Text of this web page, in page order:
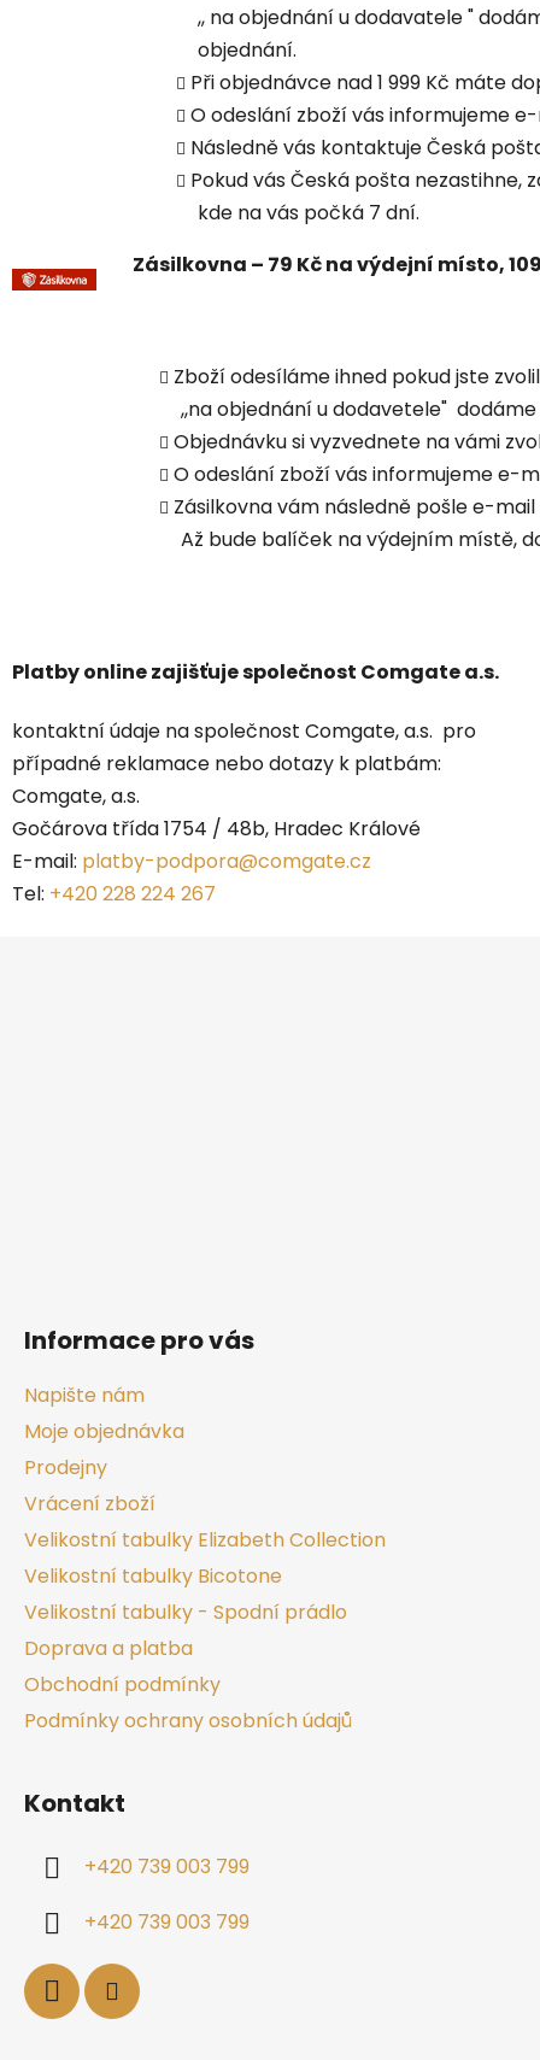
,, na objednání u dodavatele "
objednání.
Při objednávce nad 1 999 Kč máte
O odeslání zboží vás informujeme
Následně vás kontaktuje Česká
Pokud vás Česká pošta nezastihne,
kde na vás počká 7 dní.
Zásilkovna – 79 Kč na výdejní místo,
Zboží odesíláme ihned pokud jste
,,na objednání u dodavetele"
Objednávku si vyzvednete na vámi
O odeslání zboží vás informujeme e-
Zásilkovna vám následně pošle e-
Až bude balíček na výdejním místě,
Platby online zajišťuje společnost Comgate a.s.
kontaktní údaje na společnost Comgate, a.s. pro
případné reklamace nebo dotazy k platbám:
Comgate, a.s.
Gočárova třída 1754 / 48b, Hradec Králové
E-mail: platby-podpora@comgate.cz
Tel: +420 228 224 267
Informace pro vás
Napište nám
Moje objednávka
Prodejny
Vrácení zboží
Velikostní tabulky Elizabeth Collection
Velikostní tabulky Bicotone
Velikostní tabulky - Spodní prádlo
Doprava a platba
Obchodní podmínky
Podmínky ochrany osobních údajů
Kontakt
+420 739 003 799
+420 739 003 799